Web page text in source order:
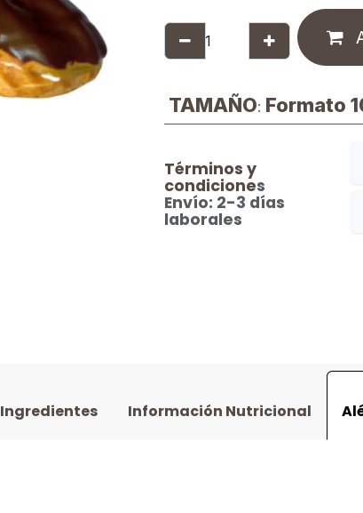
TAMAÑO: Formato
Términos y
condiciones
Envío: 2-3 días
laborales
Ingredientes Información Nutricional